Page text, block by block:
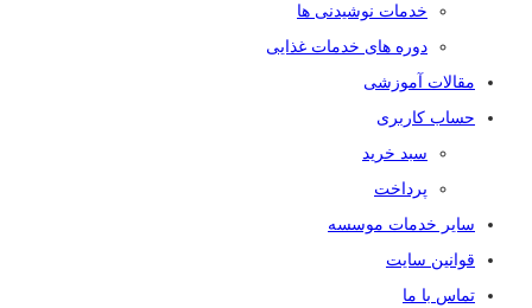
خدمات نوشیدنی ها
دوره های خدمات غذایی
مقالات آموزشی
حساب کاربری
سبد خرید
پرداخت
سایر خدمات موسسه
قوانین سایت
تماس با ما